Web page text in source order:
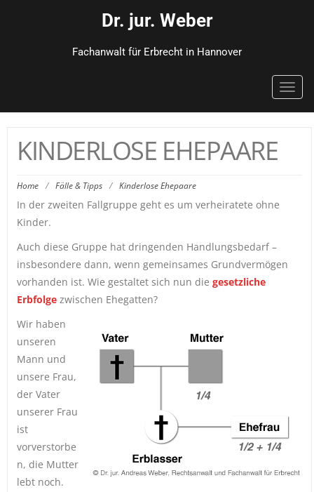
Dr. jur. Weber
Fachanwalt für Erbrecht in Hannover
KINDERLOSE EHEPAARE
Home / Fälle & Tipps / Kinderlose Ehepaare
In der zweiten Fallgruppe geht es um verheiratete ohne
Kinder.
Auch diese Gruppe hat dringenden Handlungsbedarf –
insbesondere dann, wenn gemeinsames Grundvermögen
vorhanden ist. Wie gestaltet sich nun die gesetzliche
Erbfolgezwischen Ehegatten?
Wir haben
unseren
Mann und
unsere Frau,
der Vater
unserer Frau
ist
vorverstorbe
n, die Mutter
lebt noch.